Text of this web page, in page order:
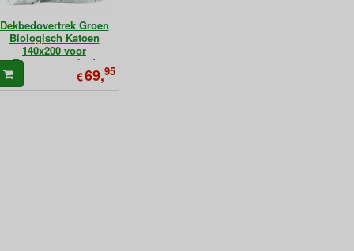
Dekbedovertrek Groen
Biologisch Katoen
140x200 voor
Eenpersoonsbed
€69,95